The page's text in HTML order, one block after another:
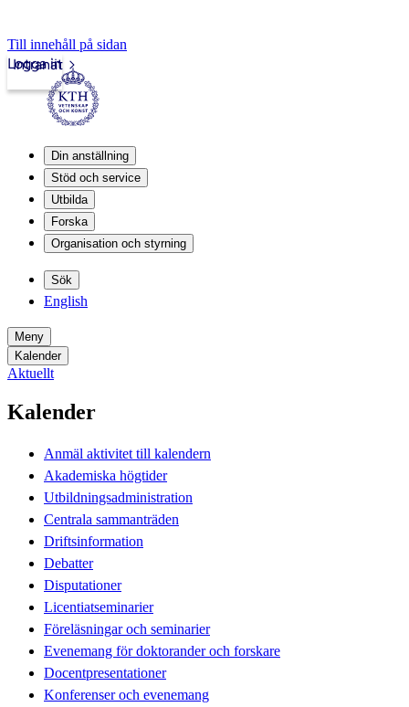
Till innehåll på sidan
Intranät
Logga in
Din anställning
Stöd och service
Utbilda
Forska
Organisation och styrning
Sök
English
Meny
Kalender
Aktuellt
Kalender
Anmäl aktivitet till kalendern
Akademiska högtider
Utbildningsadministration
Centrala sammanträden
Driftsinformation
Debatter
Disputationer
Licentiatseminarier
Föreläsningar och seminarier
Evenemang för doktorander och forskare
Docentpresentationer
Konferenser och evenemang